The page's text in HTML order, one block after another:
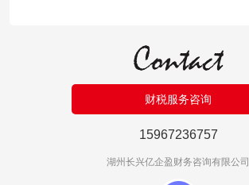
财税服务咨询
15967236757
湖州长兴亿企盈财务咨询有限公司